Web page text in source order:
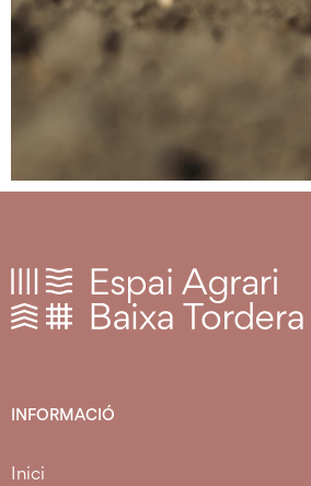
INFORMACIÓ
Inici